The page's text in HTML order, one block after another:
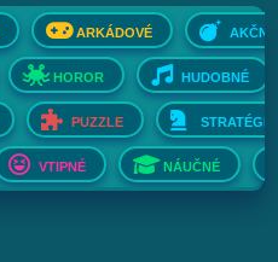
ARKÁDOVÉ AKČNÉ
HOROR HUDOBNÉ
PUZZLE STRATÉGIE
VTIPNÉ NÁUČNÉ